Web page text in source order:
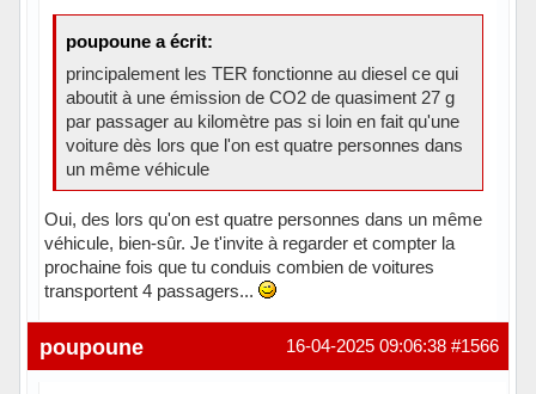
poupoune a écrit:
principalement les TER fonctionne au diesel ce qui
aboutit à une émission de CO2 de quasiment 27 g
par passager au kilomètre pas si loin en fait qu'une
voiture dès lors que l'on est quatre personnes dans
un même véhicule
Oui, des lors qu'on est quatre personnes dans un même
véhicule, bien-sûr. Je t'invite à regarder et compter la
prochaine fois que tu conduis combien de voitures
transportent 4 passagers...
Hors ligne #1566
16-04-2025 09:06:38
poupoune